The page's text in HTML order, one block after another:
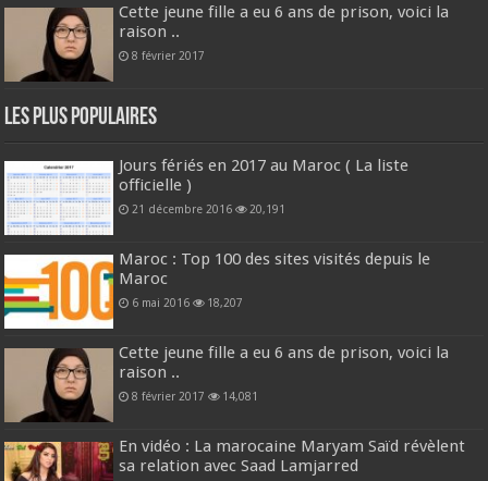
Cette jeune fille a eu 6 ans de prison, voici la
raison ..
8 février 2017
Les plus populaires
Jours fériés en 2017 au Maroc ( La liste
officielle )
21 décembre 2016 20,191
Maroc : Top 100 des sites visités depuis le
Maroc
6 mai 2016 18,207
Cette jeune fille a eu 6 ans de prison, voici la
raison ..
8 février 2017 14,081
En vidéo : La marocaine Maryam Saïd révèlent
sa relation avec Saad Lamjarred